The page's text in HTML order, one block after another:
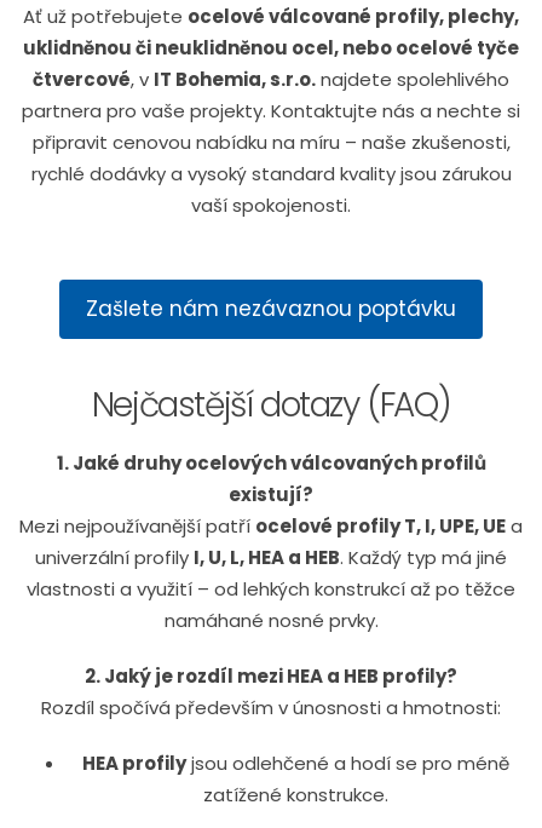
Ať už potřebujete ocelové válcované profily, plechy,
uklidněnou či neuklidněnou ocel, nebo ocelové tyče
čtvercové, v IT Bohemia, s.r.o.najdete spolehlivého
partnera pro vaše projekty. Kontaktujte nás a nechte si
připravit cenovou nabídku na míru – naše zkušenosti,
rychlé dodávky a vysoký standard kvality jsou zárukou
vaší spokojenosti.
Zašlete nám nezávaznou poptávku
Nejčastější dotazy (FAQ)
1. Jaké druhy ocelových válcovaných profilů
existují?
Mezi nejpoužívanější patří ocelové profily T, I, UPE, UEa
univerzální profily I, U, L, HEA a HEB. Každý typ má jiné
vlastnosti a využití – od lehkých konstrukcí až po těžce
namáhané nosné prvky.
2. Jaký je rozdíl mezi HEA a HEB profily?
Rozdíl spočívá především v únosnosti a hmotnosti:
HEA profilyjsou odlehčené a hodí se pro méně
zatížené konstrukce.